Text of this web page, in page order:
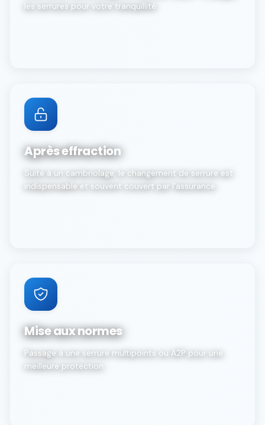
les serrures pour votre tranquillité.
Après effraction
Suite à un cambriolage, le changement de serrure est
indispensable et souvent couvert par l'assurance.
Mise aux normes
Passage à une serrure multipoints ou A2P pour une
meilleure protection.